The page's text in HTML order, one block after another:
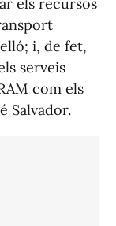
els recursos
i, de fet,
serveis
com els
Salvador.